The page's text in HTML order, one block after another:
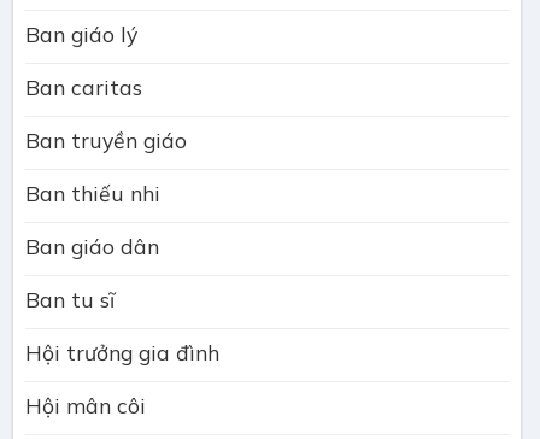
Ban giáo lý
Ban caritas
Ban truyền giáo
Ban thiếu nhi
Ban giáo dân
Ban tu sĩ
Hội trưởng gia đình
Hội mân côi